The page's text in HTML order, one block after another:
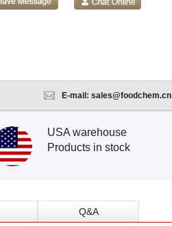
E-mail: sales@foodchem.cn
USA warehouse
Products in stock
Q&A